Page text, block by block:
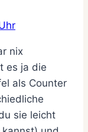
nix
es ja die
als Counter
sie leicht